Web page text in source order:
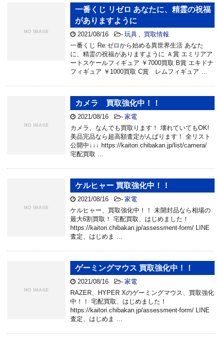
一番くじ リゼロ あなたに、精霊の祝福
がありますように
2021/08/16 - 玩具
買取情報
一番くじ Re:ゼロから始める異世界生活 あなた
に、精霊の祝福がありますように Ａ賞 エミリアア
ートスケールフィギュア ￥7000買取 B賞 エキドナ
フィギュア ￥1000買取 C賞 レムフィギュア …
カメラ 買取強化中！！
2021/08/16 - 家電
カメラ、なんでも買取ります！ 壊れていてもOK!
美品完品なら超高額査定がんばります！ 全リスト
公開中↓↓↓ https://kaitori.chibakan.jp/list/camera/
宅配買取 …
ケルヒャー 買取強化中！！
2021/08/16 - 家電
ケルヒャー、買取強化中！！ 未開封品なら相場の
最大6割買取！ 宅配買取、はじめました！
https://kaitori.chibakan.jp/assessment-form/ LINE
査定、はじめま …
ゲーミングマウス 買取強化中！！
2021/08/16 - 家電
RAZER、HYPER Xのゲーミングマウス、買取強化
中！！ 宅配買取、はじめました！
https://kaitori.chibakan.jp/assessment-form/ LINE
査定、はじめま …